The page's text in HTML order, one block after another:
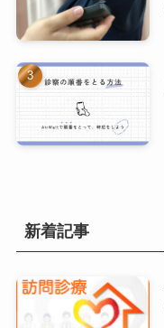
新着記事